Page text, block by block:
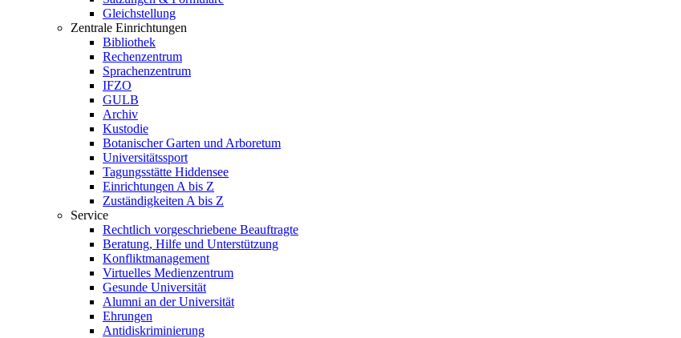
Gleichstellung
Zentrale Einrichtungen
Bibliothek
Rechenzentrum
Sprachenzentrum
IFZO
GULB
Archiv
Kustodie
Botanischer Garten und Arboretum
Universitätssport
Tagungsstätte Hiddensee
Einrichtungen A bis Z
Zuständigkeiten A bis Z
Service
Rechtlich vorgeschriebene Beauftragte
Beratung, Hilfe und Unterstützung
Konfliktmanagement
Virtuelles Medienzentrum
Gesunde Universität
Alumni an der Universität
Ehrungen
Antidiskriminierung